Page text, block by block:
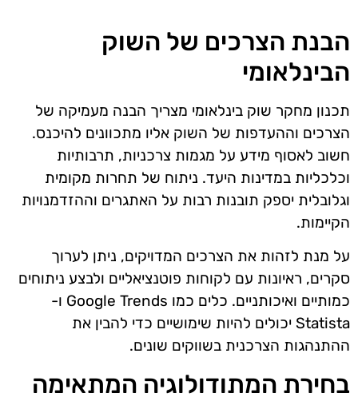
הבנת הצרכים של השוק
הבינלאומי
תכנון מחקר שוק בינלאומי מצריך הבנה מעמיקה של
הצרכים וההעדפות של השוק אליו מתכוונים להיכנס.
חשוב לאסוף מידע על מגמות צרכניות, תרבותיות
וכלכליות במדינות היעד. ניתוח של תחרות מקומית
וגלובלית יספק תובנות רבות על האתגרים וההזדמנויות
הקיימות.
על מנת לזהות את הצרכים המדויקים, ניתן לערוך
סקרים, ראיונות עם לקוחות פוטנציאליים ולבצע ניתוחים
כמותיים ואיכותניים. כלים כמו Google Trends ו-
Statista יכולים להיות שימושיים כדי להבין את
ההתנהגות הצרכנית בשווקים שונים.
בחירת המתודולוגיה המתאימה